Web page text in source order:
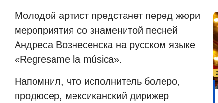
Молодой артист предстанет перед жюри
мероприятия со знаменитой песней
Андреса Вознесенска на русском языке
«Regresame la música».
Напомнил, что исполнитель болеро,
продюсер, мексиканский дирижер